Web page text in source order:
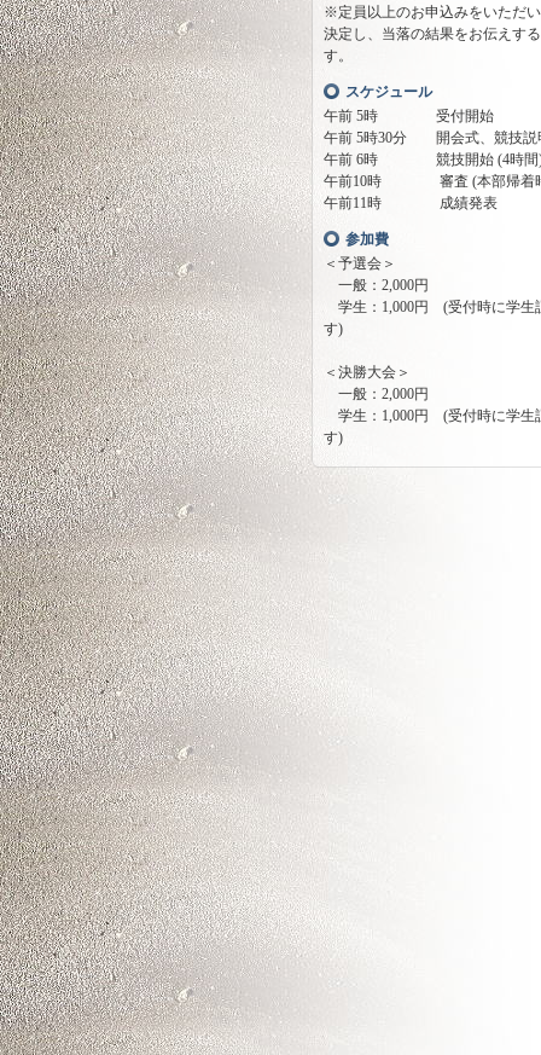
※定員以上のお申込みをいただ
決定し、当落の結果をお伝えす
す。
スケジュール
午前 5時 受付開始
午前 5時30分 開会式、競技説
午前 6時 競技開始 (4時間
午前10時 審査 (本部帰着
午前11時 成績発表
参加費
＜予選会＞
一般：2,000円
学生：1,000円 (受付時に学生
す)
＜決勝大会＞
一般：2,000円
学生：1,000円 (受付時に学生
す)